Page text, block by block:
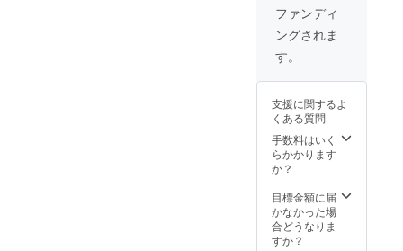
現代人
はパン
食が進
が、皆
さんが
美味し
いお米
をたく
さん食
さんや
田んぼ
が守ら
ている
わけで
はな
は浜名
とりで
地下水
を汲み
上げて
池づく
ていま
す。 汽
水湖の
ため、
い、実
は人気
の味わ
す。 蒲
全く違
う鰻本
来の味
を堪能
できる
はな
く、白
焼きに
タレを
さは日
本一。
多くの
先人達
いで、
熟練の
技術を
持った
精鋭中
が今生
き残っ
ている
養鰻家
り、白
焼きの
お持ち
が特徴
です。
鰻嫌い
な人で
も、蒲
理だけ
ど白焼
きが好
きな人
熨斗を
お付け
致しま
限■ 冷
蔵保存
にて発
送日よ
り30日
間
ぎ」
は、
じっく
お付け
致しま
す。 ■
蔵保存
にて発
送日よ
り30日
間
※「浜名
は、
じっく
り期間
したの
で小骨
が気に
りま
す。 ■
製造元■
浜名湖
養魚漁
業協同
湖うな
ぎ生産
者の組
しょう
ゆ（大
豆・小
みり
ん、砂
糖 ■製
造元■
浜名湖
養魚漁
（浜名
湖うな
ぎ生産
名湖う
なぎ、
蒲焼の
内容量■
枚・長
白焼4枚
（鰻１
匹 約
120g×8
レ
100ml×
1、山
椒、説
ファンディ
ングされま
す。
支援に関するよ
くある質問
手数料はいく
らかかります
か？
目標金額に届
かなかった場
合どうなりま
すか？